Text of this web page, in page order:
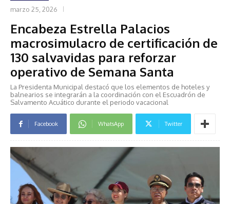
marzo 25, 2026
Encabeza Estrella Palacios
macrosimulacro de certificación de
130 salvavidas para reforzar
operativo de Semana Santa
La Presidenta Municipal destacó que los elementos de hoteles y
balnearios se integrarán a la coordinación con el Escuadrón de
Salvamento Acuático durante el periodo vacacional
Facebook WhatsApp Twitter